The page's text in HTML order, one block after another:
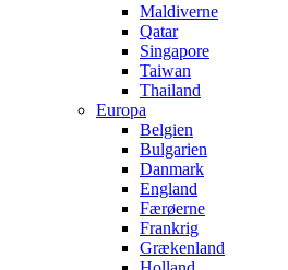
Maldiverne
Qatar
Singapore
Taiwan
Thailand
Europa
Belgien
Bulgarien
Danmark
England
Færøerne
Frankrig
Grækenland